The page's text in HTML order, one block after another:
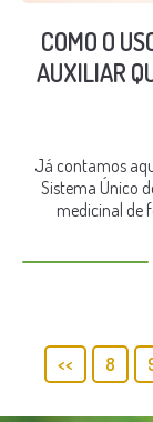
COMO O
AUXILIAR
Já contamos
Sistema Único
medicinal de
<< 8